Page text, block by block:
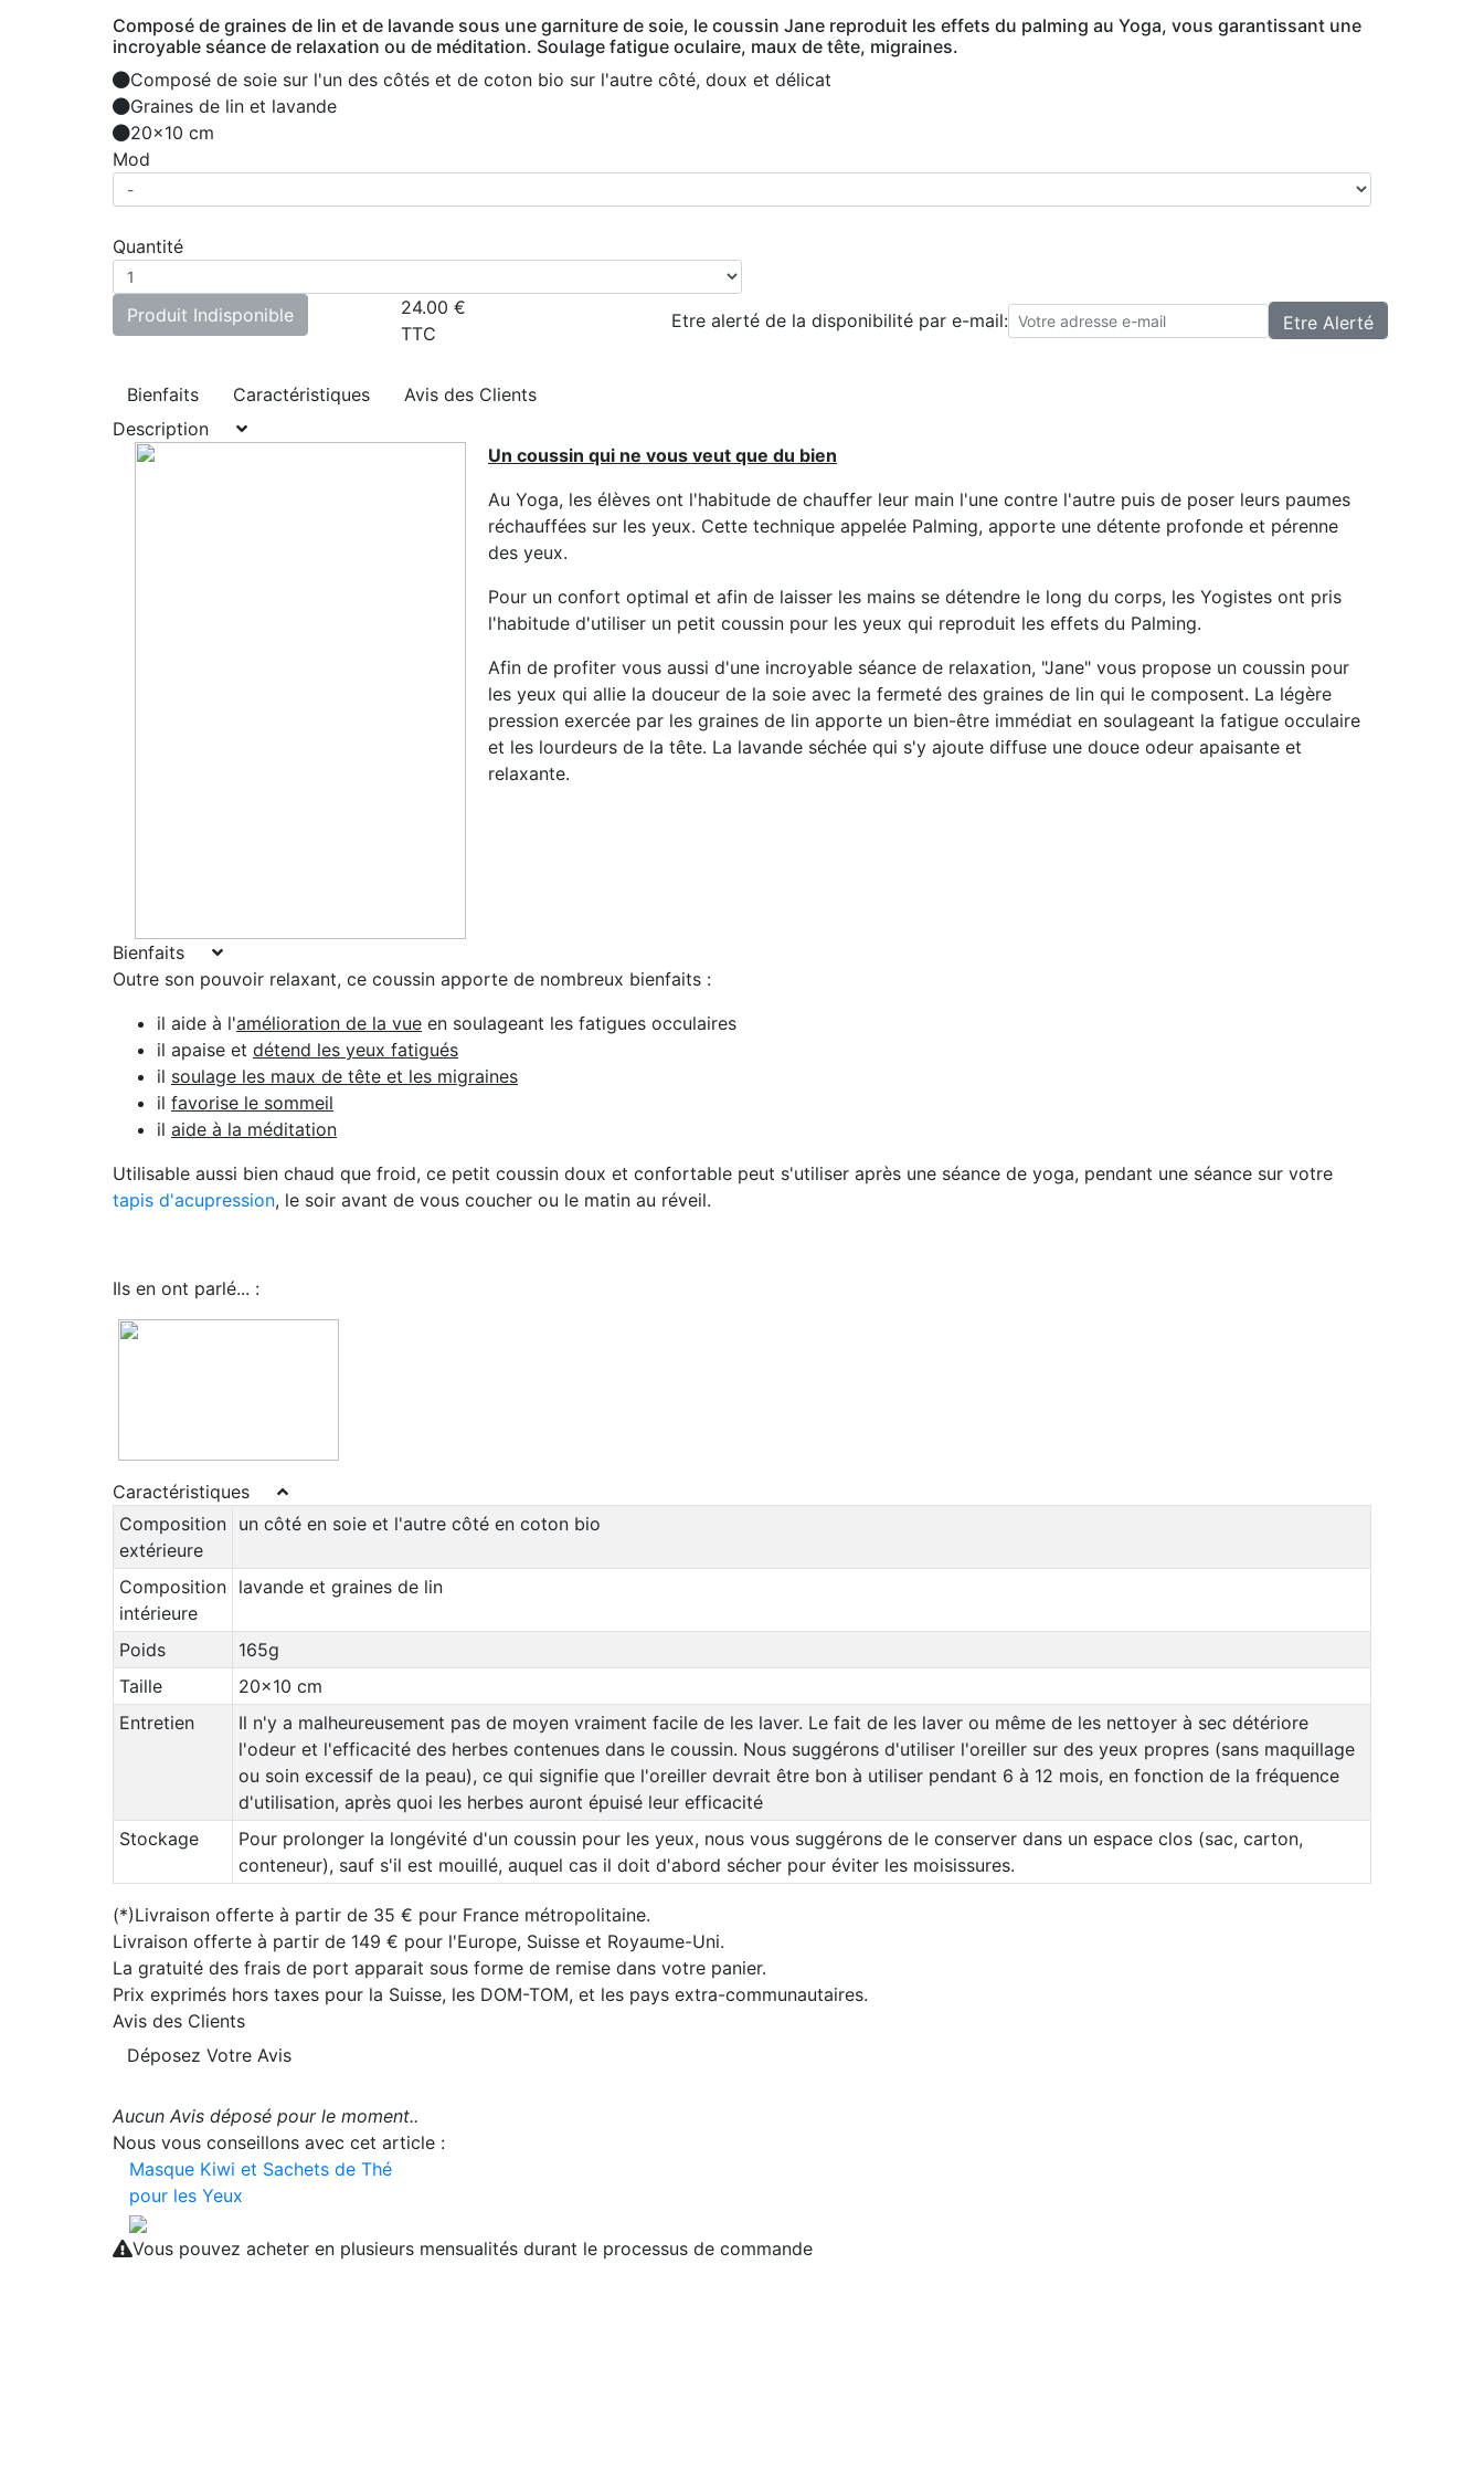
Composé de graines de lin et de lavande sous une garniture de soie, le coussin Jane reproduit les effets du palming au Yoga, vous garantissant une
incroyable séance de relaxation ou de méditation. Soulage fatigue oculaire, maux de tête, migraines.
Composé de soie sur l'un des côtés et de coton bio sur l'autre côté, doux et délicat
Graines de lin et lavande
20x10 cm
Mod
Quantité
Produit Indisponible 24.00 €
TTC
Etre alerté de la disponibilité par e-mail:
Bienfaits Caractéristiques
Avis des Clients
Description
Un coussin qui ne vous veut que du bien
Au Yoga, les élèves ont l'habitude de chauffer leur main l'une contre l'autre puis de poser leurs paumes
réchauffées sur les yeux. Cette technique appelée Palming, apporte une détente profonde et pérenne
des yeux.
Pour un confort optimal et afin de laisser les mains se détendre le long du corps, les Yogistes ont pris
l'habitude d'utiliser un petit coussin pour les yeux qui reproduit les effets du Palming.
Afin de profiter vous aussi d'une incroyable séance de relaxation, "Jane" vous propose un coussin pour
les yeux qui allie la douceur de la soie avec la fermeté des graines de lin qui le composent. La légère
pression exercée par les graines de lin apporte un bien-être immédiat en soulageant la fatigue occulaire
et les lourdeurs de la tête. La lavande séchée qui s'y ajoute diffuse une douce odeur apaisante et
relaxante.
Bienfaits
Outre son pouvoir relaxant, ce coussin apporte de nombreux bienfaits :
il aide à l'amélioration de la vue en soulageant les fatigues occulaires
il apaise et détend les yeux fatigués
il soulage les maux de tête et les migraines
il favorise le sommeil
il aide à la méditation
Utilisable aussi bien chaud que froid, ce petit coussin doux et confortable peut s'utiliser après une séance de yoga, pendant une séance sur votre
tapis d'acupression, le soir avant de vous coucher ou le matin au réveil.
Ils en ont parlé... :
Caractéristiques
Composition
extérieure
un côté en soie et l'autre côté en coton bio
Composition
intérieure
lavande et graines de lin
Poids
165g
Taille
20x10 cm
Entretien
Il n'y a malheureusement pas de moyen vraiment facile de les laver. Le fait de les laver ou même de les nettoyer à sec détériore
l'odeur et l'efficacité des herbes contenues dans le coussin. Nous suggérons d'utiliser l'oreiller sur des yeux propres (sans maquillage
ou soin excessif de la peau), ce qui signifie que l'oreiller devrait être bon à utiliser pendant 6 à 12 mois, en fonction de la fréquence
d'utilisation, après quoi les herbes auront épuisé leur efficacité
Stockage
Pour prolonger la longévité d'un coussin pour les yeux, nous vous suggérons de le conserver dans un espace clos (sac, carton,
conteneur), sauf s'il est mouillé, auquel cas il doit d'abord sécher pour éviter les moisissures.
(*)Livraison offerte à partir de 35 € pour France métropolitaine.
Livraison offerte à partir de 149 € pour l'Europe, Suisse et Royaume-Uni.
La gratuité des frais de port apparait sous forme de remise dans votre panier.
Prix exprimés hors taxes pour la Suisse, les DOM-TOM, et les pays extra-communautaires.
Avis des Clients
Déposez Votre Avis
Aucun Avis déposé pour le moment..
Nous vous conseillons avec cet article :
Masque Kiwi et Sachets de Thé
pour les Yeux
Vous pouvez acheter en plusieurs mensualités durant le processus de commande